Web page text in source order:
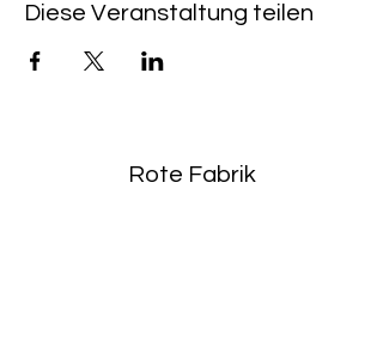
Diese Veranstaltung teilen
Rote Fabrik